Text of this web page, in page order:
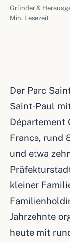
Gründer &
Min. Lesezeit
Der Parc
Saint-Paul
Département
France, rund
und etwa
kleiner
Jahrzehnte
heute mit